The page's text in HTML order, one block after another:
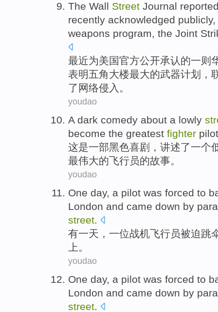
The Wall Street Journal
recently acknowledged publicly,
weapons program, the Joint
最近为美国官方公开承认的一则
表明五角大楼最大的武器计划 ，
了网络侵入。
youdao
A dark comedy about a lowly
become the greatest fighter pilot
这是一部黑色喜剧 ，讲述了一个
最伟大的飞行员的故事。
youdao
One day, a pilot was forced to
London and came down by
street.
有一天 ， 一位战机飞行员被迫跳
上。
youdao
One day, a pilot was forced to
London and came down by
street.